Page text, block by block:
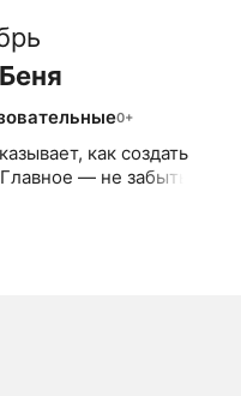
как создать
— не забыть